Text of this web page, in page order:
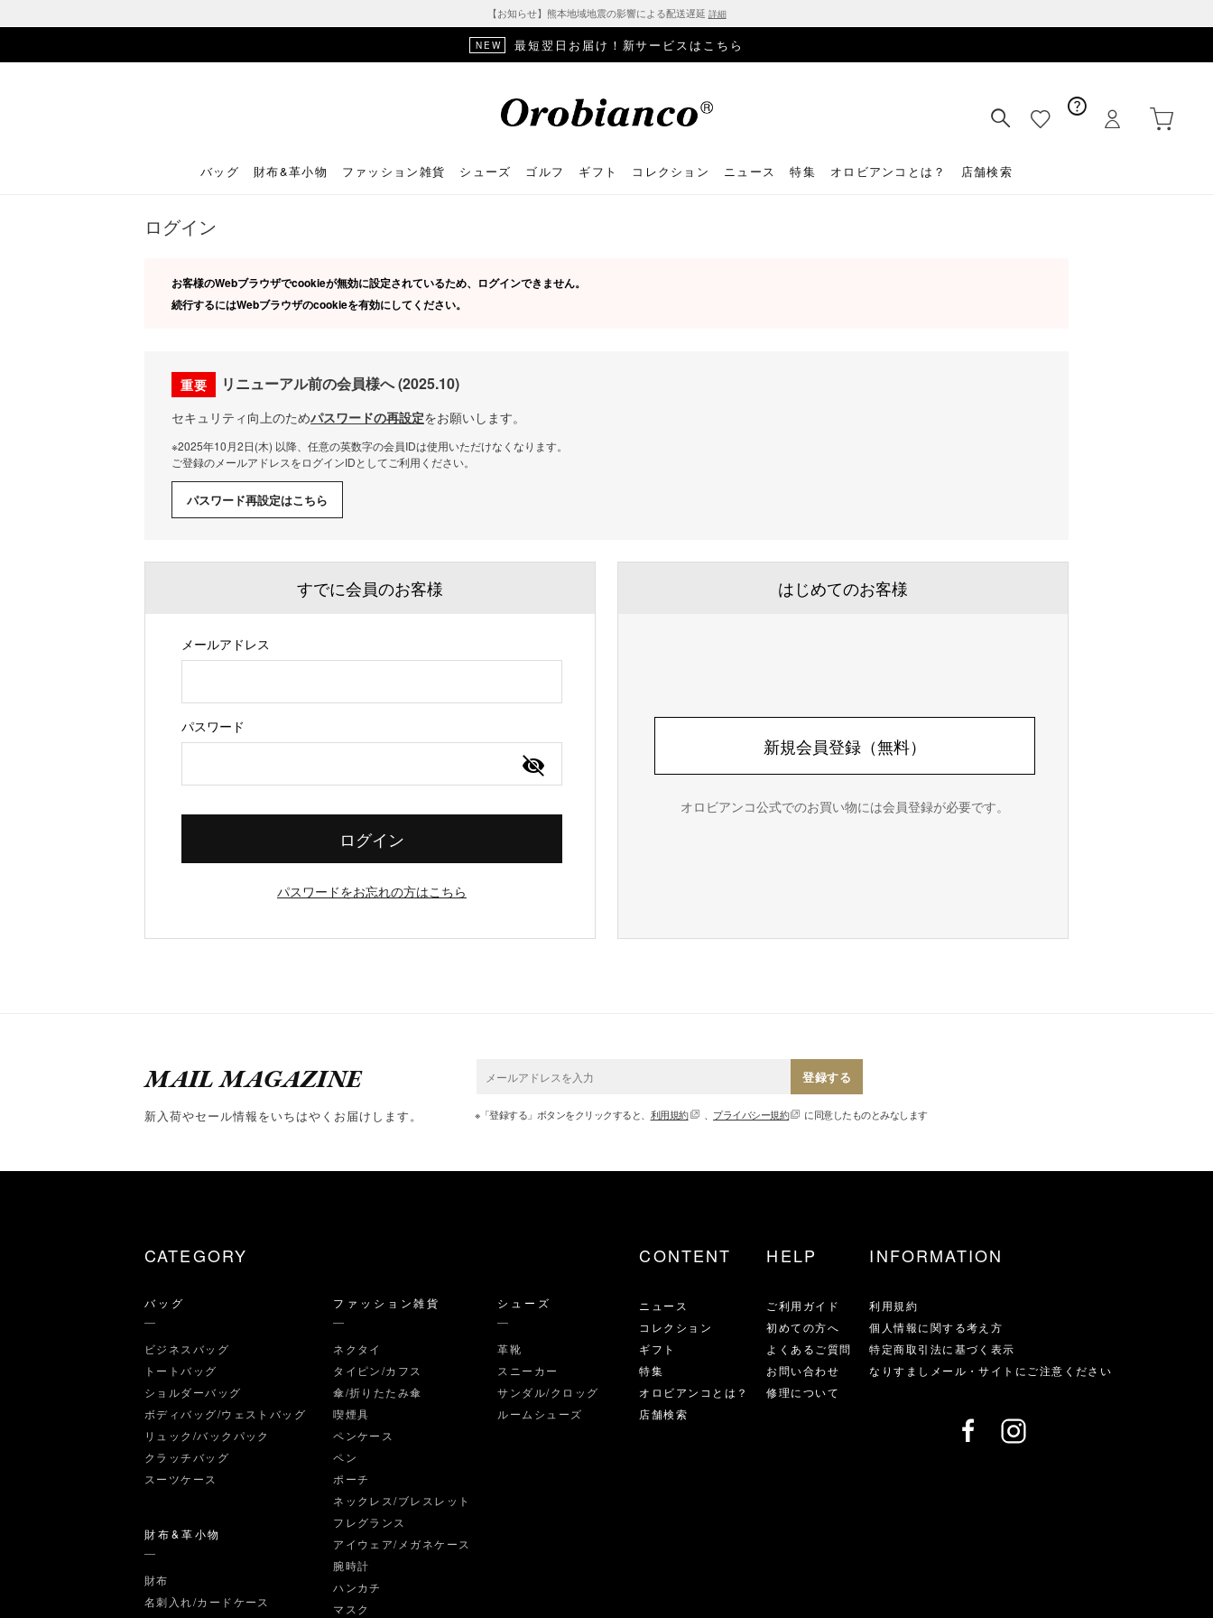
【お知らせ】熊本地域地震の影響による配送遅延 詳細
NEW 最短翌日お届け！新サービスはこちら
バッグ 財布&革小物 ファッション雑貨 シューズ ゴルフ ギフト コレクション ニュース 特集 オロビアンコとは？ 店舗検索
ログイン
お客様のWebブラウザでcookieが無効に設定されているため、ログインできません。
続行するにはWebブラウザのcookieを有効にしてください。
重要 リニューアル前の会員様へ (2025.10)
セキュリティ向上のためパスワードの再設定をお願いします。
※2025年10月2日(木) 以降、任意の英数字の会員IDは使用いただけなくなります。
ご登録のメールアドレスをログインIDとしてご利用ください。
パスワード再設定はこちら
すでに会員のお客様
メールアドレス
パスワード
ログイン
パスワードをお忘れの方はこちら
はじめてのお客様
新規会員登録（無料）
オロビアンコ公式でのお買い物には会員登録が必要です。
MAIL MAGAZINE
新入荷やセール情報をいちはやくお届けします。
登録する
※「登録する」ボタンをクリックすると、 利用規約 プライバシー規約 に同意したものとみなします
CATEGORY
バッグ
ビジネスバッグ
トートバッグ
ショルダーバッグ
ボディバッグ/ウェストバッグ
リュック/バックパック
クラッチバッグ
スーツケース
財布&革小物
財布
名刺入れ/カードケース
ファッション雑貨
ネクタイ
タイピン/カフス
傘/折りたたみ傘
喫煙具
ペンケース
ペン
ポーチ
ネックレス/ブレスレット
フレグランス
アイウェア/メガネケース
腕時計
ハンカチ
マスク
シューズ
革靴
スニーカー
サンダル/クロッグ
ルームシューズ
CONTENT
ニュース
コレクション
ギフト
特集
オロビアンコとは？
店舗検索
HELP
ご利用ガイド
初めての方へ
よくあるご質問
お問い合わせ
修理について
INFORMATION
利用規約
個人情報に関する考え方
特定商取引法に基づく表示
なりすましメール・サイトにご注意ください